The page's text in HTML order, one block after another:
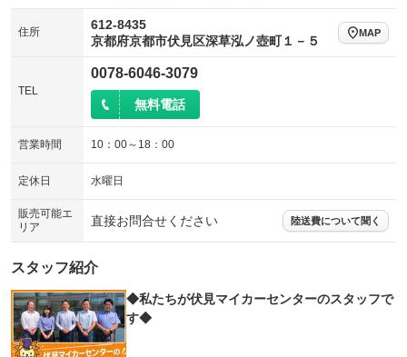
住所
612-8435
京都府京都市伏見区深草泓ノ壺町１－５
MAP
TEL
0078-6046-3079
無料電話
営業時間 10：00～18：00
定休日 水曜日
販売可能エ
リア
直接お問合せください 陸送費について聞く
スタッフ紹介
◆私たちが伏見マイカーセンターのスタッフで
す◆